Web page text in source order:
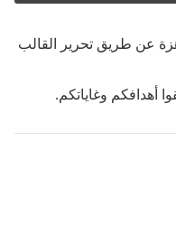
عن طريق تحرير القالب
أهدافكم وغاياتكم.